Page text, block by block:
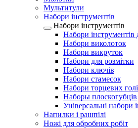
Мультитули
Набори інструментів
Набори інструментів
Набори інструментів
Набори виколоток
Набори викруток
Набори для розмітки
Набори ключів
Набори стамесок
Набори торцевих
Наборы плоскогубців
Універсальні набори
Напилки і рашпілі
Ножі для обробних робіт